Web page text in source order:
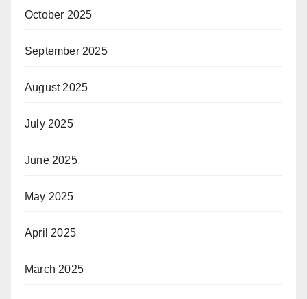
October 2025
September 2025
August 2025
July 2025
June 2025
May 2025
April 2025
March 2025